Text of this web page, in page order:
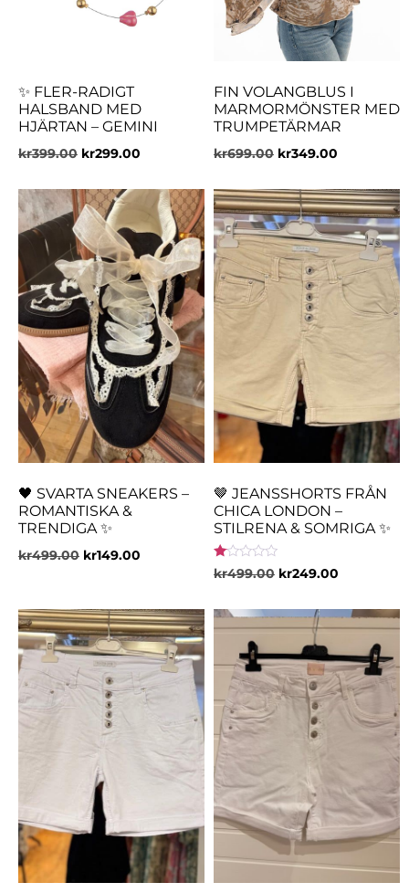
✨ FLER-RADIGT
HALSBAND MED
HJÄRTAN – GEMINI
kr399.00 kr299.00
FIN VOLANGBLUS I
MARMORMÖNSTER MED
TRUMPETÄRMAR
kr699.00 kr349.00
🖤 SVARTA SNEAKERS –
ROMANTISKA &
TRENDIGA ✨
kr499.00 kr149.00
🤎 JEANSSHORTS FRÅN
CHICA LONDON –
STILRENA & SOMRIGA ✨
Betygsatt
1.00
kr499.00 kr249.00